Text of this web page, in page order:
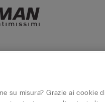
su misura? Grazie ai cookie